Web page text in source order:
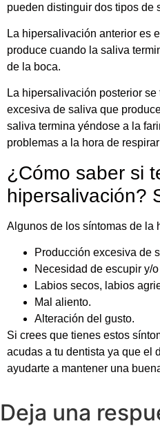
pueden distinguir dos tipos de
La hipersalivación anterior es
produce cuando la saliva
de la boca.
La hipersalivación posterior
excesiva de saliva que
saliva termina yéndose a la
problemas a la hora de
¿Cómo saber si
hipersalivación?
Algunos de los síntomas de la
Producción excesiva de
Necesidad de escupir y/
Labios secos, labios
Mal aliento.
Alteración del gusto.
Si crees que tienes estos
acudas a tu dentista ya que el
ayudarte a mantener una
Deja una